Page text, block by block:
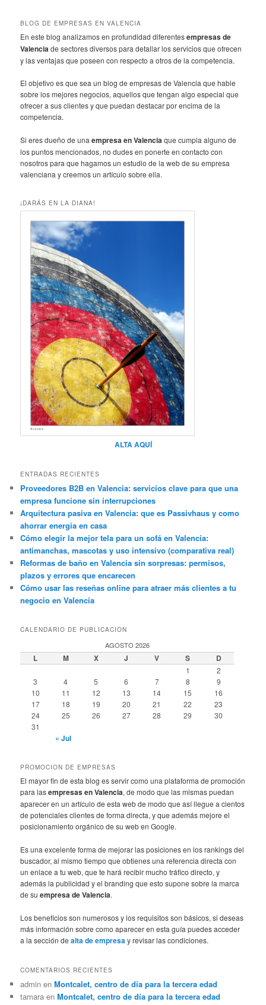
BLOG DE EMPRESAS EN VALENCIA
En este blog analizamos en profundidad diferentesempresas de
Valenciade sectores diversos para detallar los servicios que ofrecen
y las ventajas que poseen con respecto a otros de la competencia.
El objetivo es que sea un blog de empresas de Valencia que hable
sobre los mejores negocios, aquellos que tengan algo especial que
ofrecer a sus clientes y que puedan destacar por encima de la
competencia.
Si eres dueño de unaempresa en Valenciaque cumpla alguno de
los puntos mencionados, no dudes en ponerte en contacto con
nosotros para que hagamos un estudio de la web de su empresa
valenciana y creemos un artículo sobre ella.
¡DARÁS EN LA DIANA!
ALTA AQUÍ
ENTRADAS RECIENTES
Proveedores B2B en Valencia: servicios clave para que una
empresa funcione sin interrupciones
Arquitectura pasiva en Valencia: que es Passivhaus y como
ahorrar energia en casa
Cómo elegir la mejor tela para un sofá en Valencia:
antimanchas, mascotas y uso intensivo (comparativa real)
Reformas de baño en Valencia sin sorpresas: permisos,
plazos y errores que encarecen
Cómo usar las reseñas online para atraer más clientes a tu
negocio en Valencia
CALENDARIO DE PUBLICACION
AGOSTO 2026
L M X J V S D
1
2
3
4 5 6 7 8
9
10
11 12 13 14 15
16
17
18 19 20 21 22
23
24
25 26 27 28 29
30
31
« Jul
PROMOCION DE EMPRESAS
El mayor fin de esta blog es servir como una plataforma de promoción
para lasempresas en Valencia, de modo que las mismas puedan
aparecer en un artículo de esta web de modo que así llegue a cientos
de potenciales clientes de forma directa, y que además mejore el
posicionamiento orgánico de su web en Google.
Es una excelente forma de mejorar las posiciones en los rankings del
buscador, al mismo tiempo que obtienes una referencia directa con
un enlace a tu web, que te hará recibir mucho tráfico directo, y
además la publicidad y el branding que esto supone sobre la marca
de suempresa de Valencia.
Los beneficios son numerosos y los requisitos son básicos, si deseas
más información sobre como aparecer en esta guía puedes acceder
a la sección dealta de empresay revisar las condiciones.
COMENTARIOS RECIENTES
admin enMontcalet, centro de día para la tercera edad
tamara enMontcalet, centro de día para la tercera edad